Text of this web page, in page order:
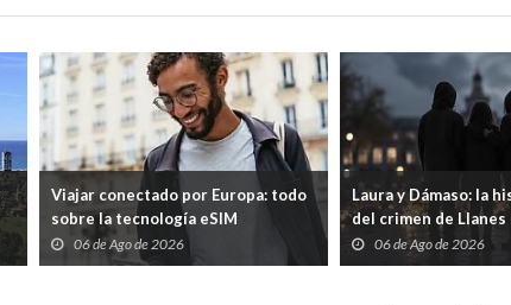
Viajar conectado por Europa: todo
sobre la tecnología eSIM
06 de Ago de 2026
Laura y Dámaso: la
del crimen de
hijos huérfanos
06 de Ago de 2026